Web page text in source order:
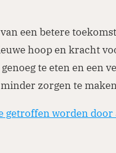
een betere
hoop en kracht
te eten en een
zorgen te
getroffen worden